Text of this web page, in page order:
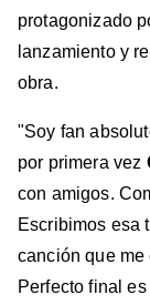
protagonizado
lanzamiento y
obra.
"Soy fan
por primera vez
con amigos.
Escribimos esa
canción que me
Perfecto final